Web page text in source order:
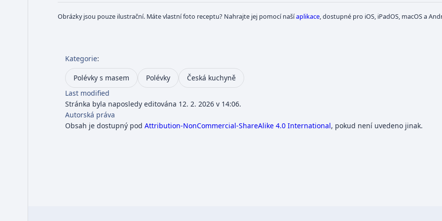
Obrázky jsou pouze ilustrační. Máte vlastní foto receptu? Nahrajte jej pomocí našíaplikace, dostupné pro iOS, iPadOS, macOS a
Kategorie:
Polévky s masem Polévky
Česká kuchyně
Last modified
Stránka byla naposledy editována 12. 2. 2026 v 14:06.
Autorská práva
Obsah je dostupný pod Attribution-NonCommercial-ShareAlike 4.0 International, pokud není uvedeno jinak.